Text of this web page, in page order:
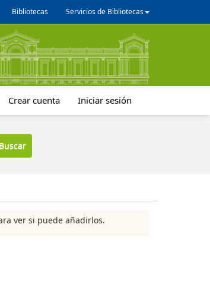
Bibliotecas Servicios de Bibliotecas
Crear cuenta Iniciar sesión
ver si puede añadirlos.